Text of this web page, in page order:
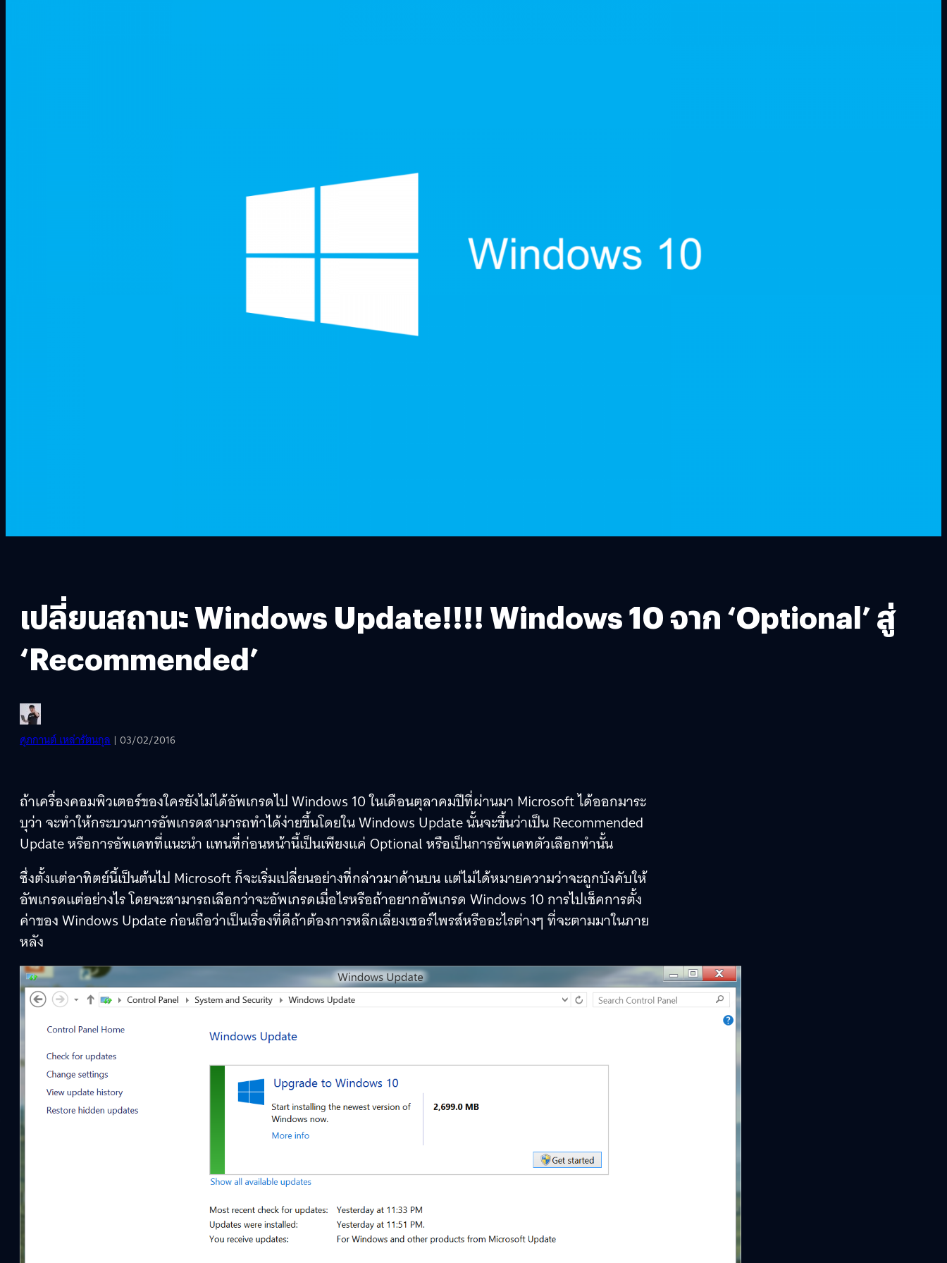
เปลี่ยนสถานะ Windows Update!!!! Windows 10 จาก ‘Optional’ สู่
‘Recommended’
ศุภกานต์ เหล่ารัตนกุล | 03/02/2016
ถ้าเครื่องคอมพิวเตอร์ของใครยังไม่ได้อัพเกรดไป Windows 10 ในเดือนตุลาคมปีที่ผ่านมา Microsoft ได้ออกมาระ
บุว่า จะทำให้กระบวนการอัพเกรดสามารถทำได้ง่ายขึ้นโดยใน Windows Update นั้นจะขึ้นว่าเป็น Recommended
Update หรือการอัพเดทที่แนะนำ แทนที่ก่อนหน้านี้เป็นเพียงแค่ Optional หรือเป็นการอัพเดทตัวเลือกทำนั้น
ซึ่งตั้งแต่อาทิตย์นี้เป็นต้นไป Microsoft ก็จะเริ่มเปลี่ยนอย่างที่กล่าวมาด้านบน แต่ไม่ได้หมายความว่าจะถูกบังคับให้
อัพเกรดแต่อย่างไร โดยจะสามารถเลือกว่าจะอัพเกรดเมื่อไรหรือถ้าอยากอัพเกรด Windows 10 การไปเช็คการตั้ง
ค่าของ Windows Update ก่อนถือว่าเป็นเรื่องที่ดีถ้าต้องการหลีกเลี่ยงเซอร์ไพรส์หรืออะไรต่างๆ ที่จะตามมาในภาย
หลัง